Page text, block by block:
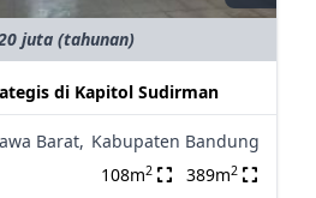
juta (tahunan)
di Kapitol Sudirman
Barat, Kabupaten Bandung
108m2 389m2